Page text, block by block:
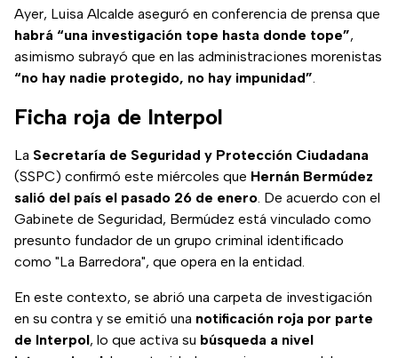
Ayer, Luisa Alcalde aseguró en conferencia de prensa que
habrá “una investigación tope hasta donde tope”,
asimismo subrayó que en las administraciones morenistas
“no hay nadie protegido, no hay impunidad”.
Ficha roja de Interpol
La Secretaría de Seguridad y Protección Ciudadana
(SSPC) confirmó este miércoles que Hernán Bermúdez
salió del país el pasado 26 de enero. De acuerdo con el
Gabinete de Seguridad, Bermúdez está vinculado como
presunto fundador de un grupo criminal identificado
como "La Barredora", que opera en la entidad.
En este contexto, se abrió una carpeta de investigación
en su contra y se emitió una notificación roja por parte
de Interpol, lo que activa su búsqueda a nivel